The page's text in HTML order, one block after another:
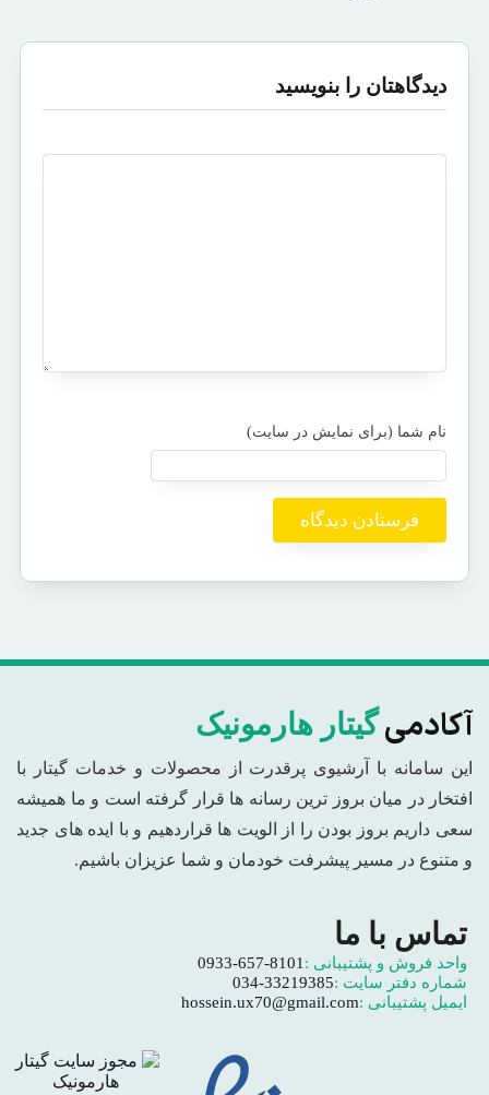
دیدگاهتان را بنویسید
آکادمیگیتار هارمونیک
این سامانه با آرشیوی پرقدرت از محصولات و خدمات گیتار با
افتخار در میان بروز ترین رسانه ها قرار گرفته است و ما همیشه
سعی داریم بروز بودن را از الویت ها قراردهیم و با ایده های جدید
و متنوع در مسیر پیشرفت خودمان و شما عزیزان باشیم.
تماس با ما
واحد فروش و پشتیبانی :0933-657-8101
شماره دفتر سایت :034-33219385
ایمیل پشتیبانی :hossein.ux70@gmail.com